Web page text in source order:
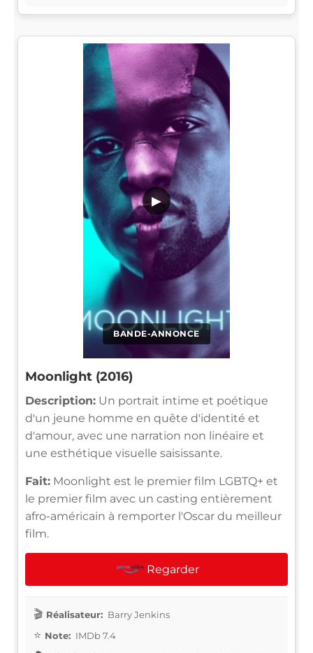
BANDE-ANNONCE
▶
Moonlight (2016)
Description: Un portrait intime et poétique
d'un jeune homme en quête d'identité et
d'amour, avec une narration non linéaire et
une esthétique visuelle saisissante.
Fait: Moonlight est le premier film LGBTQ+ et
le premier film avec un casting entièrement
afro-américain à remporter l'Oscar du meilleur
film.
Regarder
Réalisateur: Barry Jenkins
Note: IMDb 7.4